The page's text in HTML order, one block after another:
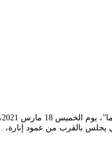
يجلس بالقرب من عمود إنارة،